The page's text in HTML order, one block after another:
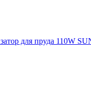
для пруда 110W